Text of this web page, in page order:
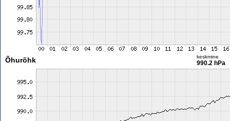
Õhurõhk keskmine
990.2 hPa